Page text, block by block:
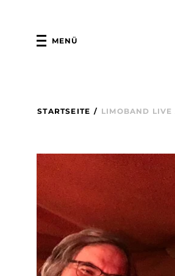
MENÜ
STARTSEITE / LIMOBAND LIVE